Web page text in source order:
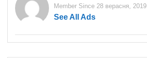
Member Since 28 верасня, 2019
See All Ads